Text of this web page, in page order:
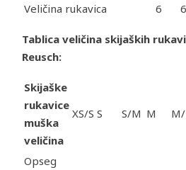
Veličina rukavica
6
Tablica veličina skijaških
Reusch:
Skijaške
rukavice
muška
veličina
XS/S S S/M M
Opseg